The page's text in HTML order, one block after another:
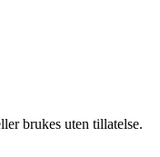
brukes uten tillatelse.